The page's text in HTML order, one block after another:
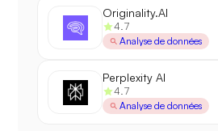
Originality.AI
4.7
Analyse de données
Perplexity AI
4.7
Analyse de données